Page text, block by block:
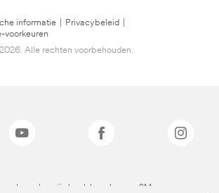
informatie Privacybeleid
voorkeuren
Alle rechten voorbehouden.
merken zijn handelsmerken van 3M.we